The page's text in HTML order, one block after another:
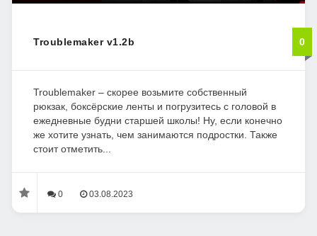
Troublemaker v1.2b 0
Troublemaker – скорее возьмите собственный
рюкзак, боксёрские ленты и погрузитесь с головой в
ежедневные будни старшей школы! Ну, если конечно
же хотите узнать, чем занимаются подростки. Также
стоит отметить...
0 03.08.2023